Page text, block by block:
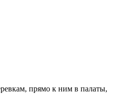
прямо к ним в палаты,